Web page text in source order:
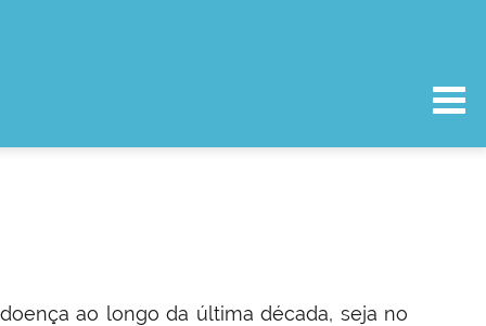
ao longo da última década, seja no